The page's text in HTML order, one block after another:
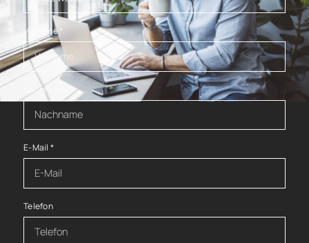
Vorname*
Nachname *
E-Mail *
Telefon